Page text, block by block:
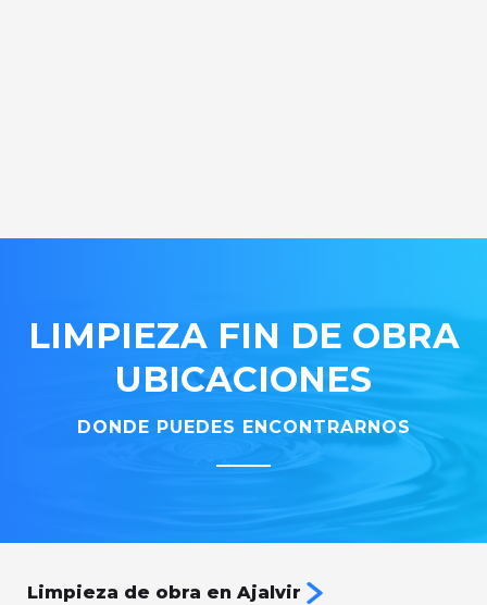
LIMPIEZA FIN DE OBRA
UBICACIONES
DONDE PUEDES ENCONTRARNOS
Limpieza de obra en Ajalvir